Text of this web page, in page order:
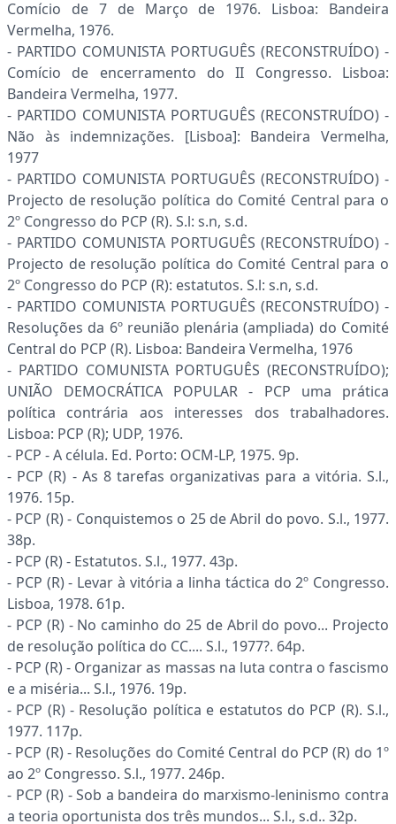
Comício de 7 de Março de 1976. Lisboa: Bandeira
Vermelha, 1976.
- PARTIDO COMUNISTA PORTUGUÊS (RECONSTRUÍDO) -
Comício de encerramento do II Congresso. Lisboa:
Bandeira Vermelha, 1977.
- PARTIDO COMUNISTA PORTUGUÊS (RECONSTRUÍDO) -
Não às indemnizações. [Lisboa]: Bandeira Vermelha,
1977
- PARTIDO COMUNISTA PORTUGUÊS (RECONSTRUÍDO) -
Projecto de resolução política do Comité Central para o
2º Congresso do PCP (R). S.l: s.n, s.d.
- PARTIDO COMUNISTA PORTUGUÊS (RECONSTRUÍDO) -
Projecto de resolução política do Comité Central para o
2º Congresso do PCP (R): estatutos. S.l: s.n, s.d.
- PARTIDO COMUNISTA PORTUGUÊS (RECONSTRUÍDO) -
Resoluções da 6º reunião plenária (ampliada) do Comité
Central do PCP (R). Lisboa: Bandeira Vermelha, 1976
- PARTIDO COMUNISTA PORTUGUÊS (RECONSTRUÍDO);
UNIÃO DEMOCRÁTICA POPULAR - PCP uma prática
política contrária aos interesses dos trabalhadores.
Lisboa: PCP (R); UDP, 1976.
- PCP - A célula. Ed. Porto: OCM-LP, 1975. 9p.
- PCP (R) - As 8 tarefas organizativas para a vitória. S.l.,
1976. 15p.
- PCP (R) - Conquistemos o 25 de Abril do povo. S.l., 1977.
38p.
- PCP (R) - Estatutos. S.l., 1977. 43p.
- PCP (R) - Levar à vitória a linha táctica do 2º Congresso.
Lisboa, 1978. 61p.
- PCP (R) - No caminho do 25 de Abril do povo... Projecto
de resolução política do CC.... S.l., 1977?. 64p.
- PCP (R) - Organizar as massas na luta contra o fascismo
e a miséria... S.l., 1976. 19p.
- PCP (R) - Resolução política e estatutos do PCP (R). S.l.,
1977. 117p.
- PCP (R) - Resoluções do Comité Central do PCP (R) do 1º
ao 2º Congresso. S.l., 1977. 246p.
- PCP (R) - Sob a bandeira do marxismo-leninismo contra
a teoria oportunista dos três mundos... S.l., s.d.. 32p.